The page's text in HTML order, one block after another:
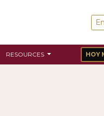
RESOURCES HOY